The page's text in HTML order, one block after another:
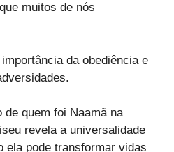
muitos de nós
da obediência e
quem foi Naamã na
revela a universalidade
ela pode transformar vidas